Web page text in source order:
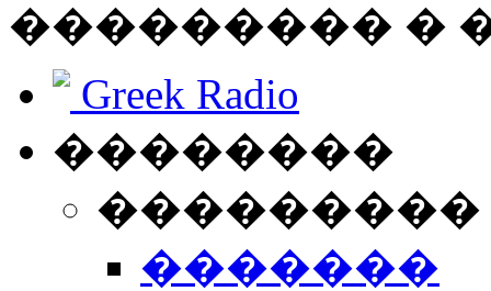
��������� �
Greek Radio
��������
�������